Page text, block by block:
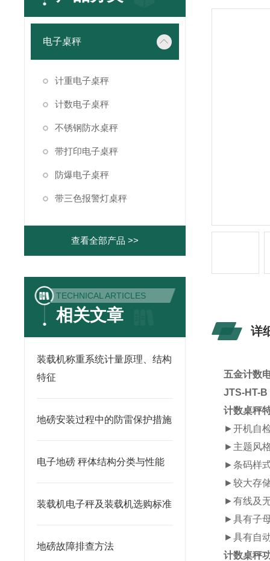
电子桌秤
计重电子桌秤
计数电子桌秤
不锈钢防水桌秤
带打印电子桌秤
防爆电子桌秤
带三色报警灯桌秤
查看全部产品 >>
TECHNICAL ARTICLES
相关文章
装载机称重系统计量原理、结构
特征
地磅安装过程中的防雷保护措施
电子地磅 秤体结构分类与性能
装载机电子秤及装载机选购标准
地磅故障排查方法
详
五金计数
JTS-HT-
计数桌秤
►开机自
► 主题风
►条码样
►较大存
►有线及
►具有子
►具有自
计数桌秤